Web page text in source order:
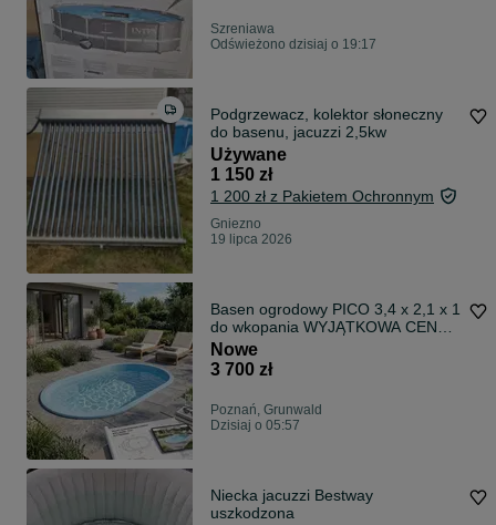
Szreniawa
Odświeżono dzisiaj o 19:17
Podgrzewacz, kolektor słoneczny
do basenu, jacuzzi 2,5kw
Używane
1 150 zł
1 200 zł z Pakietem Ochronnym
Gniezno
19 lipca 2026
Basen ogrodowy PICO 3,4 x 2,1 x 1
do wkopania WYJĄTKOWA CENA!
(opis)
Nowe
3 700 zł
Poznań, Grunwald
Dzisiaj o 05:57
Niecka jacuzzi Bestway
uszkodzona